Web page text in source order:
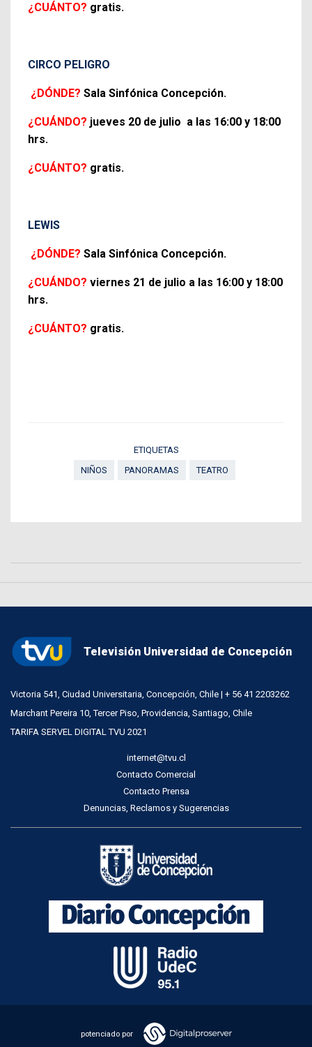
¿CUÁNTO? gratis.
CIRCO PELIGRO
¿DÓNDE? Sala Sinfónica Concepción.
¿CUÁNDO? jueves 20 de julio a las 16:00 y 18:00
hrs.
¿CUÁNTO? gratis.
LEWIS
¿DÓNDE? Sala Sinfónica Concepción.
¿CUÁNDO? viernes 21 de julio a las 16:00 y 18:00
hrs.
¿CUÁNTO? gratis.
ETIQUETAS
NIÑOS
PANORAMAS TEATRO
Televisión Universidad de Concepción
Victoria 541, Ciudad Universitaria, Concepción, Chile | + 56 41 2203262
Marchant Pereira 10, Tercer Piso, Providencia, Santiago, Chile
TARIFA SERVEL DIGITAL TVU 2021
internet@tvu.cl
Contacto Comercial
Contacto Prensa
Denuncias, Reclamos y Sugerencias
potenciado por